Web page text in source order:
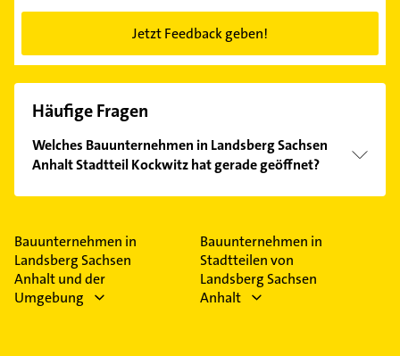
Jetzt Feedback geben!
Häufige Fragen
Welches Bauunternehmen in Landsberg Sachsen
Anhalt Stadtteil Kockwitz hat gerade geöffnet?
Im Anbieter-Bereich finden Sie alleÖffnungszeiten.
Feiertagen abweichen können.
Bauunternehmen in
Landsberg Sachsen
Anhalt und der
Umgebung
Bauunternehmen in
Stadtteilen von
Landsberg Sachsen
Anhalt